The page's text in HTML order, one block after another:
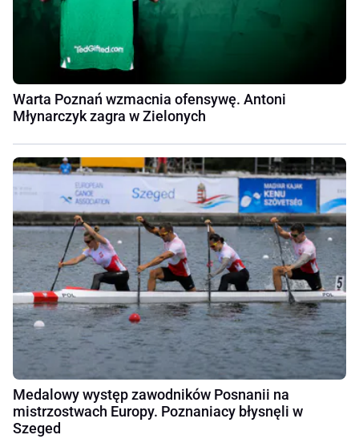
Warta Poznań wzmacnia ofensywę. Antoni
Młynarczyk zagra w Zielonych
Medalowy występ zawodników Posnanii na
mistrzostwach Europy. Poznaniacy błysnęli w
Szeged